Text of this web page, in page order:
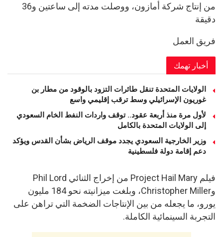
من إنتاج شركة أمازون، ووصلت مدته إلى ساعتين و36
دقيقة
فريق العمل
أخبار تهمك
الولايات المتحدة تنقل طائرات التزود بالوقود من مطار بن
غوريون الإسرائيلي وسط ترقب إقليمي واسع
لأول مرة منذ أربعة عقود.. توقف واردات النفط الخام السعودي
إلى الولايات المتحدة بالكامل
وزير الخارجية السعودي يجدد موقف الرياض بشأن القدس ويؤكد
دعم إقامة دولة فلسطينية
فيلم Project Hail Mary من إخراج الثنائي Phil Lord
وChristopher Miller، وبلغت ميزانيته نحو 184 مليون
يورو، ما يجعله من بين الإنتاجات الضخمة التي تراهن على
التجربة السينمائية الكاملة.